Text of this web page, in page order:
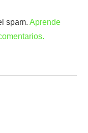
spam.Aprende